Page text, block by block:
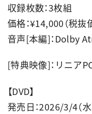
収録枚数：3枚組
価格：¥14,000（税抜
音声[本編]：Dolby
[特典映像]：リニア
【DVD】
発売日：2026/3/4（水